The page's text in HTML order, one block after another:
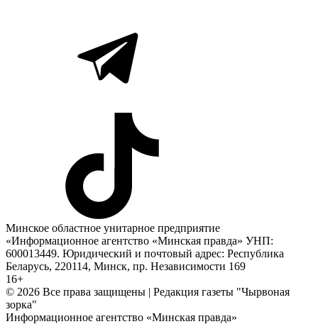
Минское областное унитарное предприятие
«Информационное агентство «Минская правда» УНП:
600013449. Юридический и почтовый адрес: Республика
Беларусь, 220114, Минск, пр. Независимости 169
16+
© 2026 Все права защищены | Редакция газеты "Чырвоная
зорка"
Информационное агентство «Минская правда»